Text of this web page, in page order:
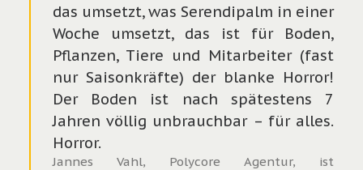
das umsetzt, was Serendipalm in einer
Woche umsetzt, das ist für Boden,
Pflanzen, Tiere und Mitarbeiter (fast
nur Saisonkräfte) der blanke Horror!
Der Boden ist nach spätestens 7
Jahren völlig unbrauchbar – für alles.
Horror.
Jannes Vahl, Polycore Agentur, ist